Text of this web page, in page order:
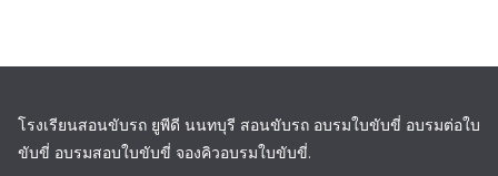
โรงเรียนสอนขับรถ ยูพีดี นนทบุรี สอนขับรถ อบรมใบขับขี่ อบรมต่อใบ
ขับขี่ อบรมสอบใบขับขี่ จองคิวอบรมใบขับขี่.